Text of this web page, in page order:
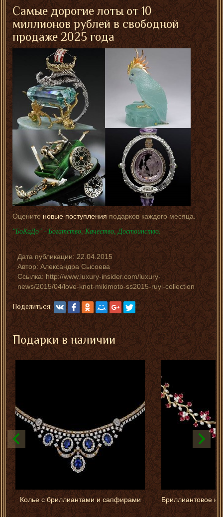
Самые дорогие лоты от 10
миллионов рублей в свободной
продаже 2025 года
Оцените новые поступленияподарков каждого месяца.
"БоКаДо" - Богатство, Качество, Достоинство.
Дата публикации:22.04.2015
Автор:Александра Сысоева
Ссылка: http://www.luxury-insider.com/luxury-
news/2015/04/love-knot-mikimoto-ss2015-ruyi-collection
Поделиться:
Подарки в наличии
Колье с бриллиантами и сапфирами Бриллиантовое